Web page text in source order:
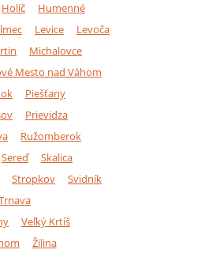
Holíč
Humenné
Levice
Levoča
Michalovce
Mesto nad Váhom
Piešťany
Prievidza
Ružomberok
Sereď
Skalica
Stropkov
Svidník
Veľký Krtíš
Žilina